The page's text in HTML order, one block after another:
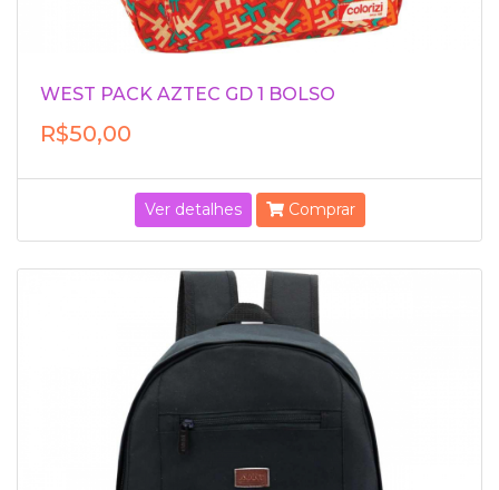
WEST PACK AZTEC GD 1 BOLSO
R$50,00
Ver detalhes Comprar